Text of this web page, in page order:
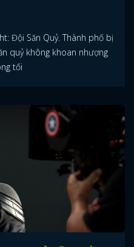
Đội Săn Quỷ. Thành phố bị
quỷ không khoan nhượng
tối